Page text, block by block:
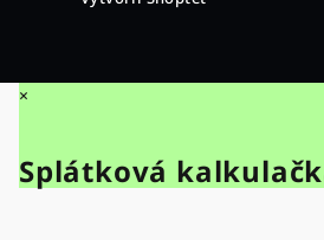
×
Splátková